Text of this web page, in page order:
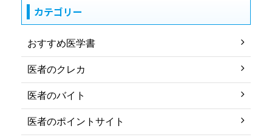
カテゴリー
おすすめ医学書
医者のクレカ
医者のバイト
医者のポイントサイト